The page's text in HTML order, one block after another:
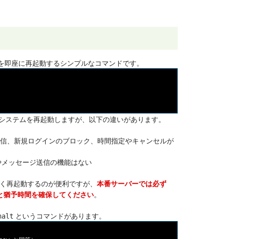
座に再起動するシンプルなコマンドです。
ステムを再起動しますが、以下の違いがあります。
、新規ログインのブロック、時間指定やキャンセルが
ッセージ送信の機能はない
再起動するのが便利ですが、 本番サーバーでは必ず
予時間を確保してください。
というコマンドがあります。